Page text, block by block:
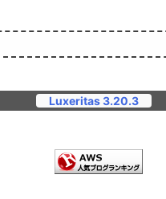
Luxeritas 3.20.3